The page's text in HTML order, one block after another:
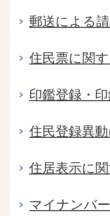
郵送による
住民票に関
印鑑登録・
住民登録異
住居表示に
マイナンバ